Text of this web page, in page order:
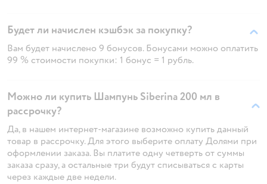
Будет ли начислен кэшбэк за покупку?
Вам будет начислено 9 бонусов. Бонусами можно оплатить
99 % стоимости покупки: 1 бонус = 1 рубль.
Можно ли купить Шампунь Siberina 200 мл в
рассрочку?
Да, в нашем интернет-магазине возможно купить данный
товар в рассрочку. Для этого выберите оплату Долями при
оформлении заказа. Вы платите одну четверть от суммы
заказа сразу, а остальные три будут списываться с карты
через каждые две недели.